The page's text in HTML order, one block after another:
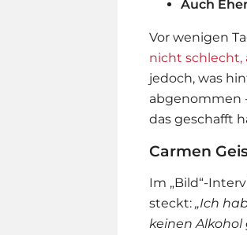
Auch
Vor wenigen
nicht schlecht,
jedoch, was
abgenommen
das geschafft
Carmen
Im „Bild“-
steckt: „Ich
keinen